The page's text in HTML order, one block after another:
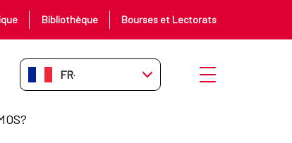
Bibliothèque Bourses et Lectorats
FR-FR Ouvrir le menu